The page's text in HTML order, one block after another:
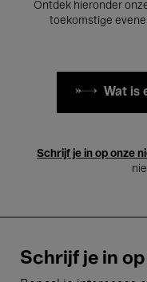
Ontdek hieronder
toekomstige
Wat is
Schrijf je in op onze
Schrijf je in